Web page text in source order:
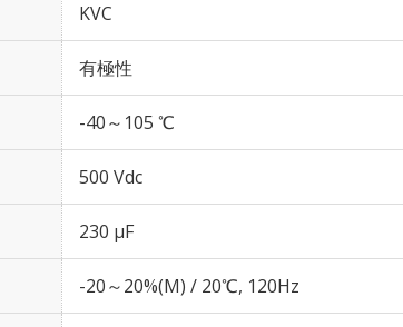
KVC
有極性
-40～105 ℃
500 Vdc
230 µF
-20～20%(M) / 20℃, 120Hz